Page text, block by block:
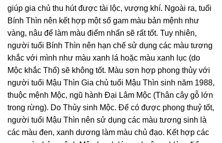
giúp gia chủ thu hút được tài lộc, vượng khí. Ngoài ra, tuổi
Bính Thìn nên kết hợp một số gam màu bản mệnh như
vàng, nâu để làm màu điểm nhấn sẽ rất tốt. Tuy nhiên,
người tuổi Bính Thìn nên hạn chế sử dụng các màu tương
khắc với mình như màu xanh lá hoặc màu xanh lục (do
Mộc khắc Thổ) sẽ không tốt. Màu sơn hợp phong thủy với
người tuổi Mậu Thìn Gia chủ tuổi Mậu Thìn sinh năm 1988,
thuộc mệnh Mộc, ngũ hành Đại Lâm Mộc (Thân cây gỗ lớn
trong rừng). Do Thủy sinh Mộc. Để có được phong thuỷ tốt,
người tuổi Mậu Thìn nên sử dụng các màu tương sinh là
các màu đen, xanh dương làm màu chủ đạo. Kết hợp các